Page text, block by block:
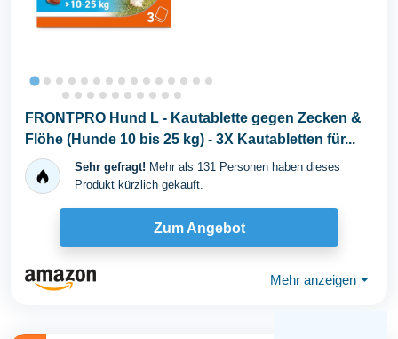
FRONTPRO Hund L - Kautablette gegen Zecken &
Flöhe (Hunde 10 bis 25 kg) - 3X Kautabletten für...
Sehr gefragt! Mehr als 131 Personen haben dieses
Produkt kürzlich gekauft.
Zum Angebot
Mehr anzeigen ⏷